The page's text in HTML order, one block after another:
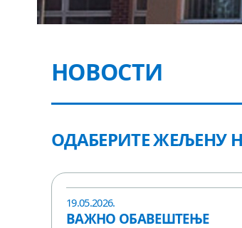
НОВОСТИ
ОДАБЕРИТЕ ЖЕЉЕНУ
19.05.2026.
ВАЖНО ОБАВЕШТЕЊЕ